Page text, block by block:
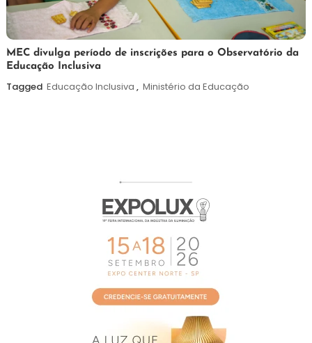
7
de
agosto
Maurilio
MEC divulga período de inscrições para o Observatório da
Educação Inclusiva
Tagged Educação Inclusiva , Ministério da Educação